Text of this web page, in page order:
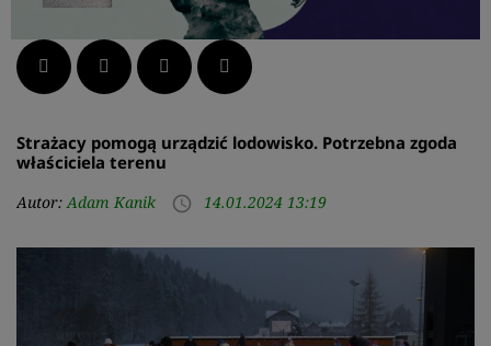
Facebook Twitter LinkedIn Pinterest
Strażacy pomogą urządzić lodowisko. Potrzebna zgoda
właściciela terenu
Autor:Adam Kanik access_time 14.01.2024 13:19